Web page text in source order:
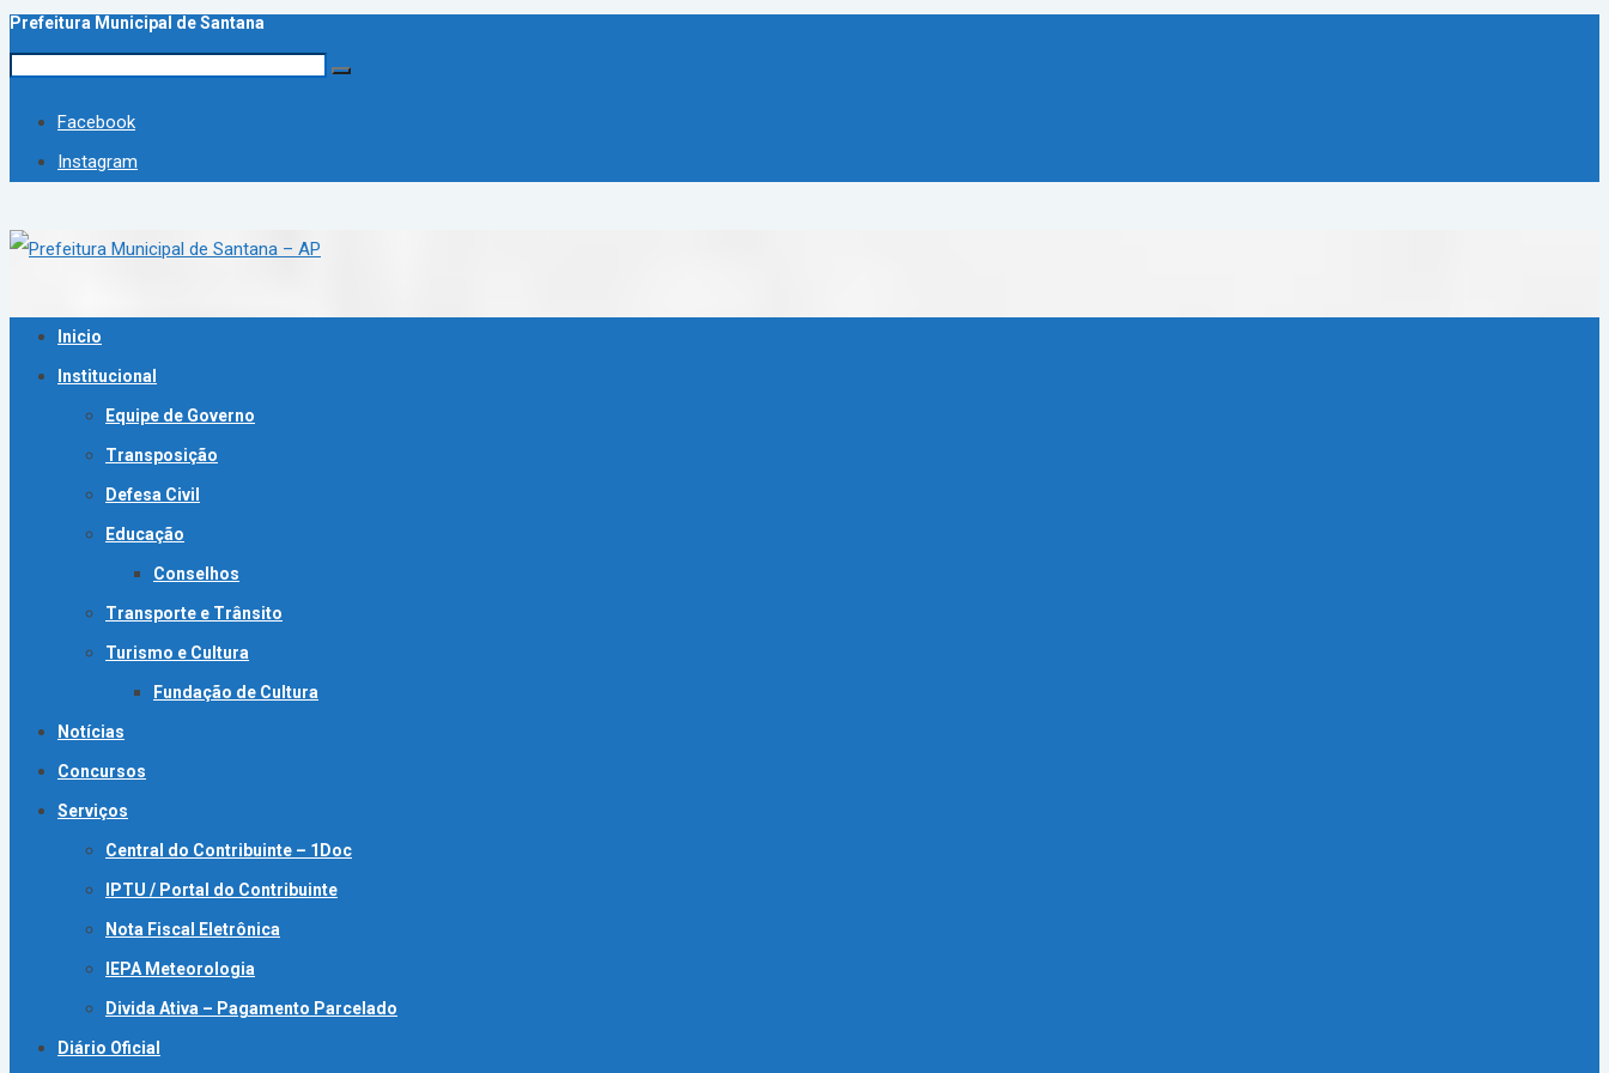
Prefeitura Municipal de Santana
Facebook
Instagram
Inicio
Institucional
Equipe de Governo
Transposição
Defesa Civil
Educação
Conselhos
Transporte e Trânsito
Turismo e Cultura
Fundação de Cultura
Notícias
Concursos
Serviços
Central do Contribuinte – 1Doc
IPTU / Portal do Contribuinte
Nota Fiscal Eletrônica
IEPA Meteorologia
Divida Ativa – Pagamento Parcelado
Diário Oficial